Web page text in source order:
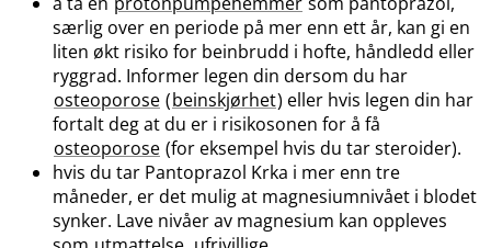
særlig over en periode på mer enn ett år, kan gi en
liten økt risiko for beinbrudd i hofte, håndledd eller
ryggrad. Informer legen din dersom du har
osteoporose (beinskjørhet) eller hvis legen din har
fortalt deg at du er i risikosonen for å få
osteoporose (for eksempel hvis du tar steroider).
hvis du tar Pantoprazol Krka i mer enn tre
måneder, er det mulig at magnesiumnivået i blodet
synker. Lave nivåer av magnesium kan oppleves